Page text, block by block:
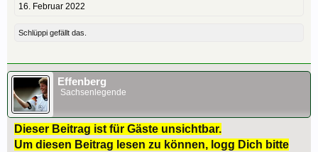
16. Februar 2022
Schlüppi gefällt das.
Effenberg
Sachsenlegende
Dieser Beitrag ist für Gäste unsichtbar.
Um diesen Beitrag lesen zu können, logg Dich bitte